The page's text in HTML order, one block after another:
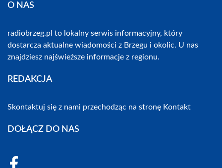
O NAS
radiobrzeg.pl to lokalny serwis informacyjny, który
dostarcza aktualne wiadomości z Brzegu i okolic. U nas
znajdziesz najświeższe informacje z regionu.
REDAKCJA
Skontaktuj się z nami przechodząc na stronę Kontakt
DOŁĄCZ DO NAS